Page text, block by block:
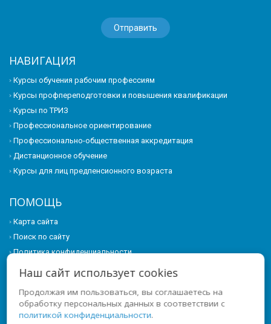
НАВИГАЦИЯ
Курсы обучения рабочим профессиям
Курсы профпереподготовки и повышения квалификации
Курсы по ТРИЗ
Профессиональное ориентирование
Профессионально-общественная аккредитация
Дистанционное обучение
Курсы для лиц предпенсионного возраста
ПОМОЩЬ
Карта сайта
Поиск по сайту
Политика конфиденциальности
620017, Свердловская область, г. Екатеринбург, ул. Азина, д. 22/7,
офис 2 (ЖК "Мельница", вход с ул. Челюскинцев)
Наш сайт использует cookies
Продолжая им пользоваться, вы соглашаетесь на
обработку персональных данных в соответствии с
политикой конфиденциальности.